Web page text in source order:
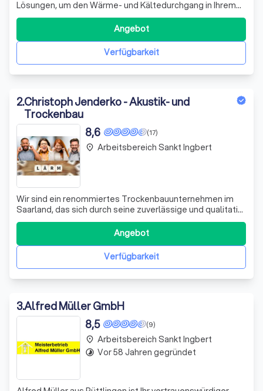
Lösungen, um den Wärme- und Kältedurchgang in Ihrem
Gebäude effektiv zu reduzieren. Wir begleiten Sie von der
präzisen Berechnung der Dämmschichtdicke über die
Auswahl der optimalen Isoliermaterialien bis hin zur
fachgerechten Installation und I
Verfügbarkeit
Angebot
2.Christoph Jenderko - Akustik- und
Trockenbau
(17)
8,6
Wir sind ein renommiertes Trockenbauunternehmen im
Saarland, das sich durch seine zuverlässige und qualitativ
hochwertige Arbeit auszeichnet. Unser Einzugsgebiet
erstreckt sich über das gesamte Saarland und darüber
hinaus, dank unserer guten Autobahnanbindung. Wir sind
stets bereit, zu Ihnen zu reisVerfügbarkeit
Angebot
place Arbeitsbereich Sankt Ingbert
3.Alfred Müller GmbH
(9)
8,5
place Arbeitsbereich Sankt Ingbert
timelapse Vor 58 Jahren gegründet